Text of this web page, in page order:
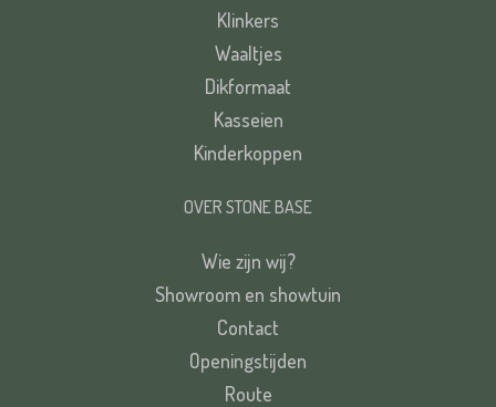
Klinkers
Waaltjes
Dikformaat
Kasseien
Kinderkoppen
OVER STONE BASE
Wie zijn wij?
Showroom en showtuin
Contact
Openingstijden
Route